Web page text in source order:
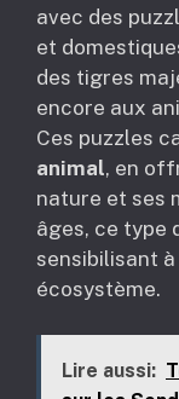
avec des
et
des tigres
encore aux
Ces puzzles
animal, en
nature et ses
âges, ce type
sensibilisant
écosystème.
Lire aussi: